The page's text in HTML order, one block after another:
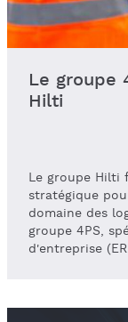
Le groupe
Hilti
Le groupe Hilti
stratégique
domaine des
groupe 4PS,
d'entreprise